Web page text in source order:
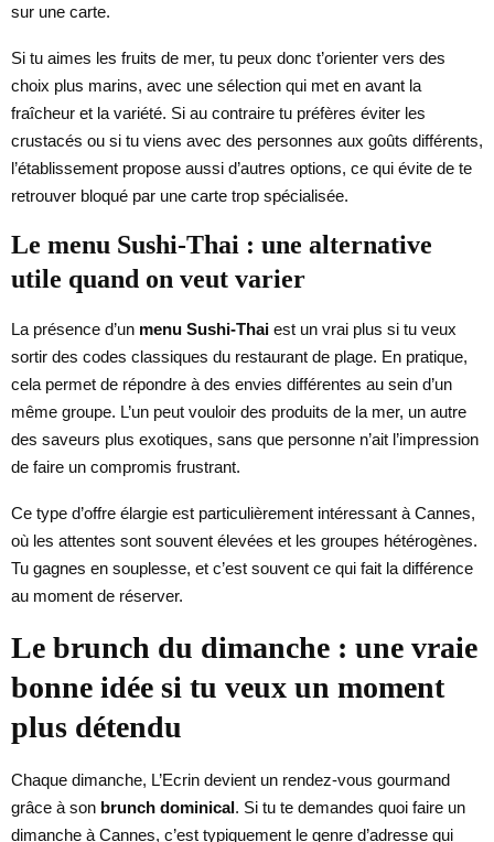
sur une carte.
Si tu aimes les fruits de mer, tu peux donc t’orienter vers des
choix plus marins, avec une sélection qui met en avant la
fraîcheur et la variété. Si au contraire tu préfères éviter les
crustacés ou si tu viens avec des personnes aux goûts différents,
l’établissement propose aussi d’autres options, ce qui évite de te
retrouver bloqué par une carte trop spécialisée.
Le menu Sushi-Thai : une alternative
utile quand on veut varier
La présence d’un menu Sushi-Thai est un vrai plus si tu veux
sortir des codes classiques du restaurant de plage. En pratique,
cela permet de répondre à des envies différentes au sein d’un
même groupe. L’un peut vouloir des produits de la mer, un autre
des saveurs plus exotiques, sans que personne n’ait l’impression
de faire un compromis frustrant.
Ce type d’offre élargie est particulièrement intéressant à Cannes,
où les attentes sont souvent élevées et les groupes hétérogènes.
Tu gagnes en souplesse, et c’est souvent ce qui fait la différence
au moment de réserver.
Le brunch du dimanche : une vraie
bonne idée si tu veux un moment
plus détendu
Chaque dimanche, L’Ecrin devient un rendez-vous gourmand
grâce à son brunch dominical. Si tu te demandes quoi faire un
dimanche à Cannes, c’est typiquement le genre d’adresse qui